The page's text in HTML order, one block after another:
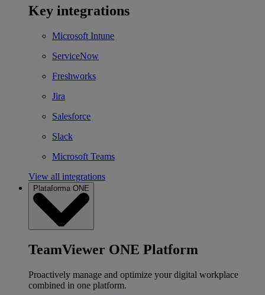
Key integrations
Microsoft Intune
ServiceNow
Freshworks
Jira
Salesforce
Slack
Microsoft Teams
View all integrations
Plataforma ONE
TeamViewer ONE Platform
Proactively manage and optimize your digital workplace
combined in one platform.